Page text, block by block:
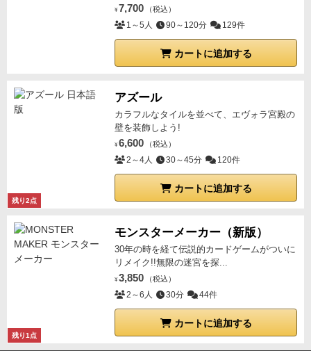
¥ 7,700 （税込）
1～5人 90～120分 129件
カートに追加する
残り2点
アズール
カラフルなタイルを並べて、エヴォラ宮殿の
壁を装飾しよう!
¥ 6,600 （税込）
2～4人 30～45分 120件
カートに追加する
残り1点
モンスターメーカー（新版）
30年の時を経て伝説的カードゲームがついに
リメイク!!無限の迷宮を探...
¥ 3,850 （税込）
2～6人 30分 44件
カートに追加する